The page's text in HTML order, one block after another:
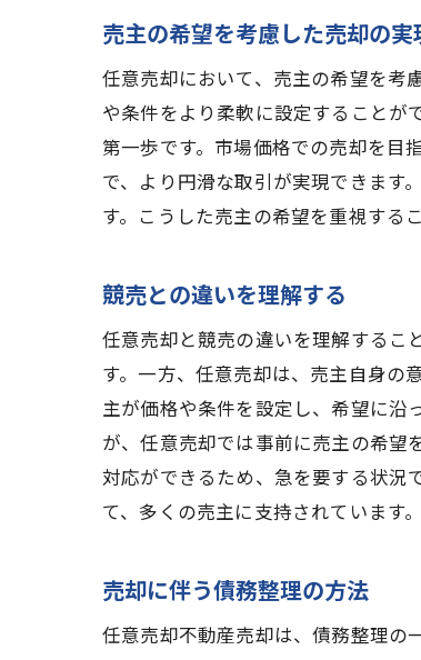
売主の希望を考慮した売却の実
任意売却において、売主の希望を考
や条件をより柔軟に設定することが
第一歩です。市場価格での売却を目
で、より円滑な取引が実現できます
す。こうした売主の希望を重視する
競売との違いを理解する
任意売却と競売の違いを理解するこ
す。一方、任意売却は、売主自身の
主が価格や条件を設定し、希望に沿
が、任意売却では事前に売主の希望
対応ができるため、急を要する状況
て、多くの売主に支持されています。
売却に伴う債務整理の方法
任意売却不動産売却は、債務整理の